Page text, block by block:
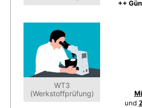
WT3
(Werkstoffprüfung)
++
und